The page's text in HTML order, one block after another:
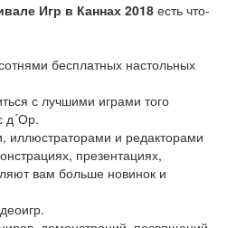
Игр в Каннах 2018 есть что-
бесплатных настольных
с лучшими играми того
д´Ор.
иллюстраторами и редакторами
презентациях,
вам больше новинок и